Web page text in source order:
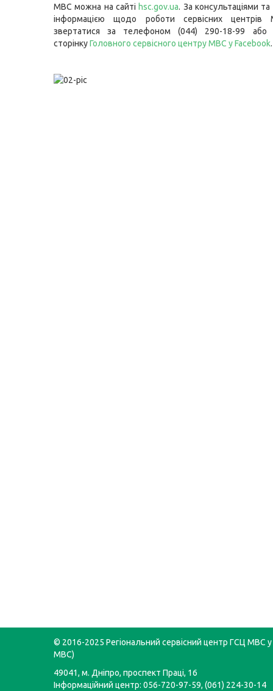
МВС можна на сайті hsc.gov.ua. За консультаціями
інформацією щодо роботи сервісних
звертатися за телефоном (044) 290-18-99 або
сторінкуГоловного сервісного центру МВС у Facebook.
© 2016-2025 Регіональний сервісний центр ГСЦ МВС у
МВС)
49041, м. Дніпро, проспект Праці, 16
Інформаційний центр: 056-720-97-59, (061) 224-30-14